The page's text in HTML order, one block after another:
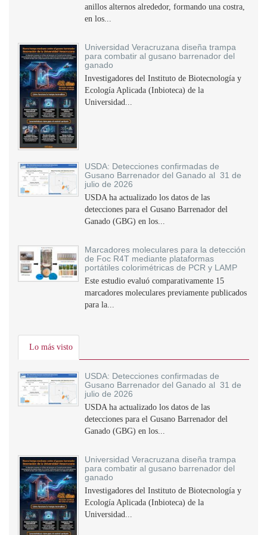
anillos alternos alrededor, formando una costra,
en los...
Universidad Veracruzana diseña trampa
para combatir al gusano barrenador del
ganado
Investigadores del Instituto de Biotecnología y
Ecología Aplicada (Inbioteca) de la
Universidad...
USDA: Detecciones confirmadas de
Gusano Barrenador del Ganado al 31 de
julio de 2026
USDA ha actualizado los datos de las
detecciones para el Gusano Barrenador del
Ganado (GBG) en los...
Marcadores moleculares para la detección
de Foc R4T mediante plataformas
portátiles colorimétricas de PCR y LAMP
Este estudio evaluó comparativamente 15
marcadores moleculares previamente publicados
para la...
Lo más visto
USDA: Detecciones confirmadas de
Gusano Barrenador del Ganado al 31 de
julio de 2026
USDA ha actualizado los datos de las
detecciones para el Gusano Barrenador del
Ganado (GBG) en los...
Universidad Veracruzana diseña trampa
para combatir al gusano barrenador del
ganado
Investigadores del Instituto de Biotecnología y
Ecología Aplicada (Inbioteca) de la
Universidad...